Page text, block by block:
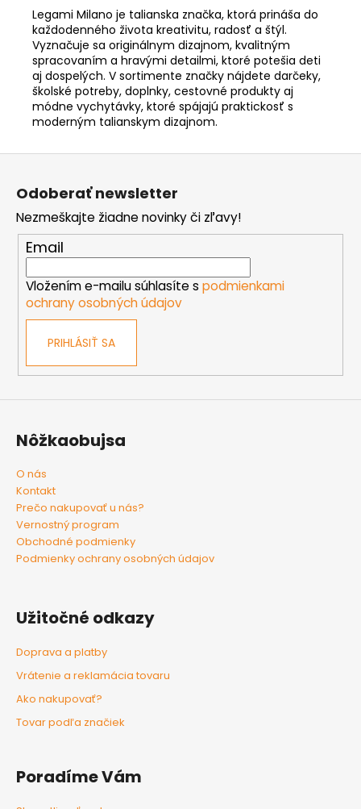
Legami Milano je talianska značka, ktorá prináša do
každodenného života kreativitu, radosť a štýl.
Vyznačuje sa originálnym dizajnom, kvalitným
spracovaním a hravými detailmi, ktoré potešia deti
aj dospelých. V sortimente značky nájdete darčeky,
školské potreby, doplnky, cestovné produkty aj
módne vychytávky, ktoré spájajú praktickosť s
moderným talianskym dizajnom.
Z
Odoberať newsletter
Nezmeškajte žiadne novinky či zľavy!
Email
Vložením e-mailu súhlasíte s podmienkami
ochrany osobných údajov
PRIHLÁSIŤ SA
Nôžkaobujsa
O nás
Kontakt
Prečo nakupovať u nás?
Vernostný program
Obchodné podmienky
Podmienky ochrany osobných údajov
Užitočné odkazy
Doprava a platby
Vrátenie a reklamácia tovaru
Ako nakupovať?
Tovar podľa značiek
Poradíme Vám